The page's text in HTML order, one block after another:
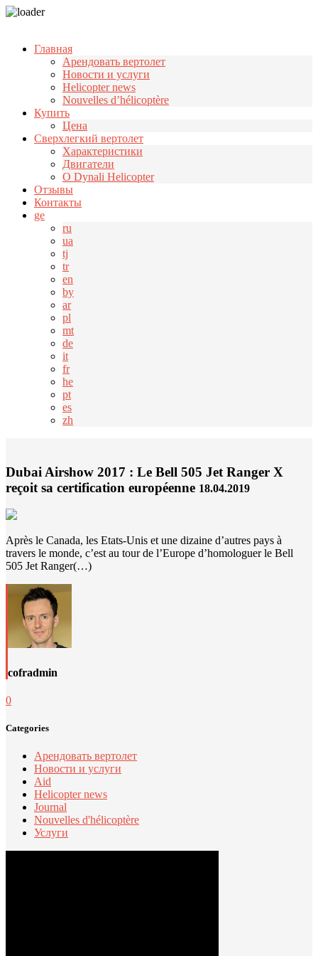
Главная
Арендовать вертолет
Новости и услуги
Helicopter news
Nouvelles d’hélicoptère
Купить
Цена
Cверхлегкий вертолет
Характеристики
Двигатели
О Dynali Helicopter
Отзывы
Контакты
ge
ru
ua
tj
tr
en
by
ar
pl
mt
de
it
fr
he
pt
es
zh
Dubai Airshow 2017 : Le Bell 505 Jet Ranger X
reçoit sa certification européenne 18.04.2019
Après le Canada, les Etats-Unis et une dizaine d’autres pays à
travers le monde, c’est au tour de l’Europe d’homologuer le Bell
505 Jet Ranger(…)
cofradmin
0
Categories
Арендовать вертолет
Новости и услуги
Aid
Helicopter news
Journal
Nouvelles d'hélicoptère
Услуги